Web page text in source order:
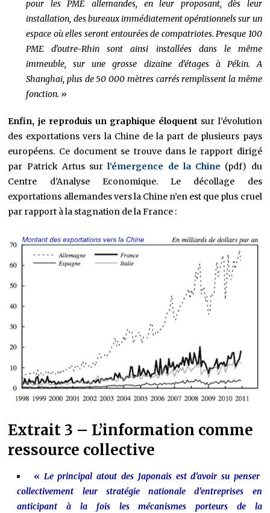
pour les PME allemandes, en leur proposant, dès leur
installation, des bureaux immédiatement opérationnels sur un
espace où elles seront entourées de compatriotes. Presque 100
PME d’outre-Rhin sont ainsi installées dans le même
immeuble, sur une grosse dizaine d’étages à Pékin. A
Shanghai, plus de 50 000 mètres carrés remplissent la même
fonction. »
Enfin, je reproduis un graphique éloquent sur l’évolution
des exportations vers la Chine de la part de plusieurs pays
européens. Ce document se trouve dans le rapport dirigé
par Patrick Artus surl’émergence de la Chine (pdf) du
Centre d’Analyse Economique. Le décollage des
exportations allemandes vers la Chine n’en est que plus cruel
par rapport à la stagnation de la France :
Extrait 3 – L’information comme
ressource collective
« Le principal atout des Japonais est d’avoir su penser
collectivement leur stratégie nationale d’entreprises en
anticipant à la fois les mécanismes porteurs de la